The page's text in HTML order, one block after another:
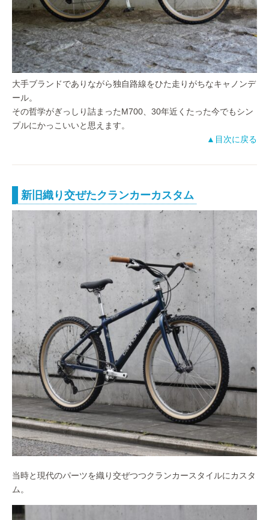
大手ブランドでありながら独自路線をひた走りがちなキャノンデ
ール。
その哲学がぎっしり詰まったM700、30年近くたった今でもシン
プルにかっこいいと思えます。
▲目次に戻る
新旧織り交ぜたクランカーカスタム
当時と現代のパーツを織り交ぜつつクランカースタイルにカスタ
ム。